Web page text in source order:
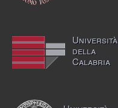
Università
della
Calabria